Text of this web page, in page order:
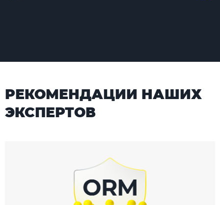
РЕКОМЕНДАЦИИ НАШИХ
ЭКСПЕРТОВ